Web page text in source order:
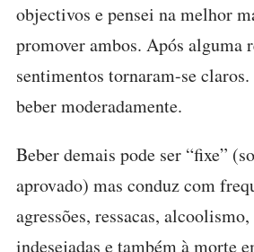
objectivos e pensei na melhor
promover ambos. Após alguma
sentimentos tornaram-se
beber moderadamente.
Beber demais pode ser “fixe”
aprovado) mas conduz com
agressões, ressacas,
indesejadas e também à morte